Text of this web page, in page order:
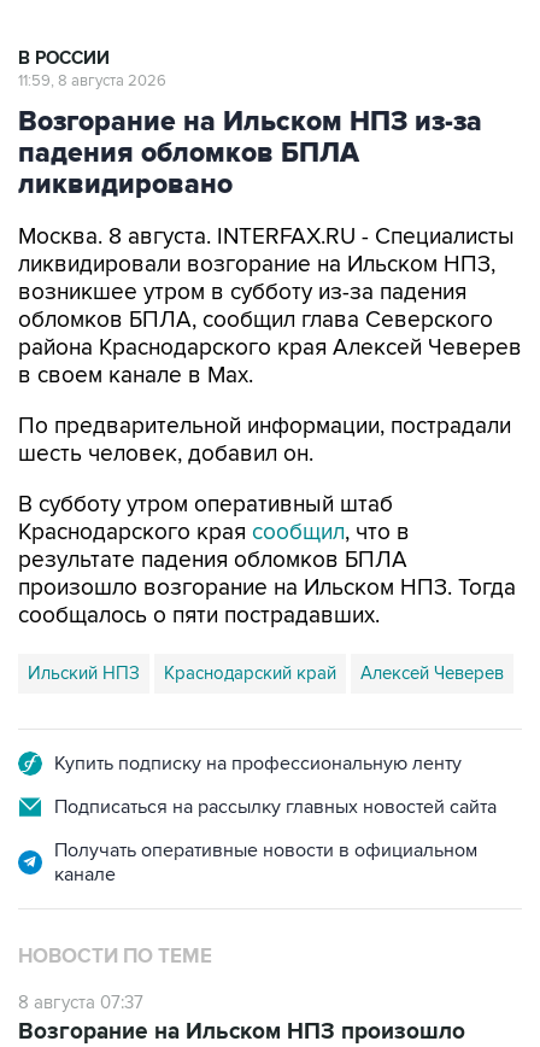
Возгорание на Ильском НПЗ из-за
падения обломков БПЛА
ликвидировано
Москва. 8 августа. INTERFAX.RU - Специалисты
возникшее утром в субботу из-за падения
обломков БПЛА, сообщил глава Северского
района Краснодарского края Алексей Чеверев
в своем канале в Max.
По предварительной информации, пострадали
В субботу утром оперативный штаб
результате падения обломков БПЛА
произошло возгорание на Ильском НПЗ. Тогда
сообщалось о пяти пострадавших.
Ильский НПЗ Краснодарский край Алексей Чеверев
Подписаться на рассылку главных новостей сайта
Получать оперативные новости в официальном
НОВОСТИ ПО ТЕМЕ
8 августа 07:37
после падения обломков БПЛА